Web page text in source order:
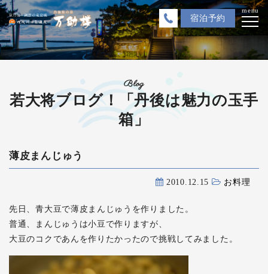
宿泊予約
menu
Blog
若大将ブログ！「丹後は魅力の玉手
箱」
薄皮まんじゅう
2010.12.15 お料理
先日、青大豆で薄皮まんじゅうを作りました。
普通、まんじゅうは小豆で作りますが、
大豆のコクであんを作りたかったので挑戦してみました。